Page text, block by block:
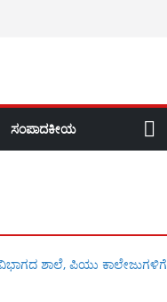
ಸಂಪಾದಕೀಯ
ಶಾಲೆ, ಪಿಯು ಕಾಲೇಜುಗಳಿಗೆ